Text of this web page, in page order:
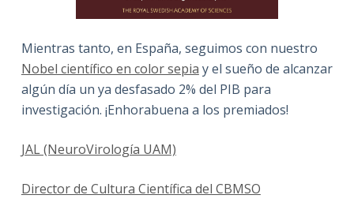
Mientras tanto, en España, seguimos con nuestro
Nobel científico en color sepia y el sueño de alcanzar
algún día un ya desfasado 2% del PIB para
investigación. ¡Enhorabuena a los premiados!
JAL (NeuroVirología UAM)
Director de Cultura Científica del CBMSO